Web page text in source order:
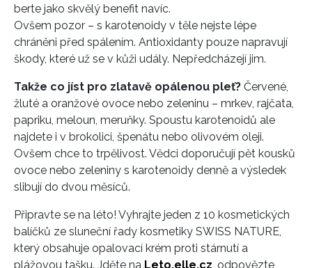
berte jako skvělý benefit navíc.
Ovšem pozor – s karotenoidy v těle nejste lépe
chráněni před spálením. Antioxidanty pouze napravují
škody, které už se v kůži udály. Nepředcházejí jim.
Takže co jíst pro zlatavě opálenou pleť? Červené,
žluté a oranžové ovoce nebo zeleninu – mrkev, rajčata,
papriku, meloun, meruňky. Spoustu karotenoidů ale
najdete i v brokolici, špenátu nebo olivovém oleji.
Ovšem chce to trpělivost. Vědci doporučují pět kousků
ovoce nebo zeleniny s karotenoidy denně a výsledek
slibují do dvou měsíců.
Připravte se na léto! Vyhrajte jeden z 10 kosmetických
balíčků ze sluneční řady kosmetiky SWISS NATURE,
který obsahuje opalovací krém proti stárnutí a
plážovou tašku. Jděte na Leto.elle.cz, odpovězte